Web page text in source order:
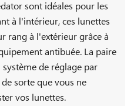
sont idéales pour les
à l'intérieur, ces lunettes
rang à l'extérieur grâce à
antibuée. La paire
de réglage par
sorte que vous ne
vos lunettes.